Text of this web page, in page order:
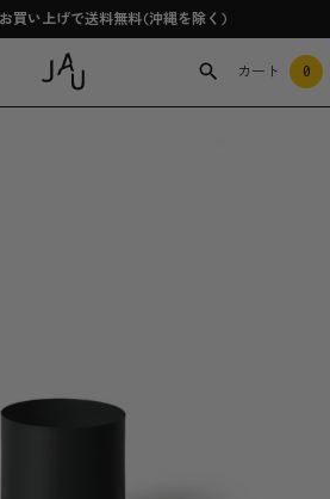
買い上げで送料無料(沖縄を除く)
カート 0